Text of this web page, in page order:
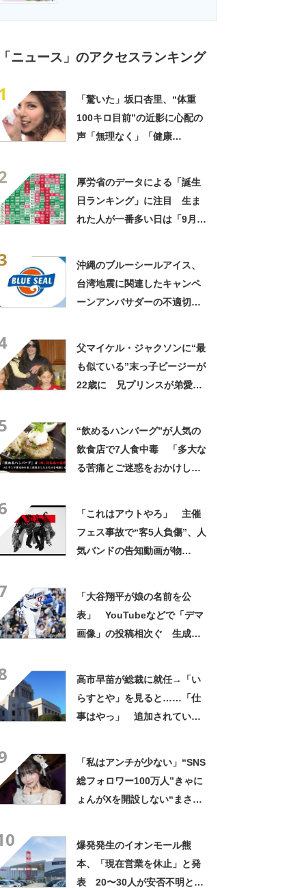
「ニュース」のアクセスランキング
「驚いた」坂口杏里、“体重
100キロ目前”の近影に心配の
声「無理なく」「健康
厚労省のデータによる「誕生
日ランキング」に注目 生ま
れた人が一番多い日は「9月
沖縄のブルーシールアイス、
台湾地震に関連したキャンペ
ーンアンバサダーの不適切な
父マイケル・ジャクソンに“最
も似ている”末っ子ビージーが
22歳に 兄プリンスが弟愛あ
“飲めるハンバーグ”が人気の
飲食店で7人食中毒 「多大な
る苦痛とご迷惑をおかけし
「これはアウトやろ」 主催
フェス事故で“客5人負傷”、人
気バンドの告知動画が物
「大谷翔平が娘の名前を公
表」 YouTubeなどで「デマ
画像」の投稿相次ぐ 生成AI
高市早苗が総裁に就任→「い
らすとや」を見ると……「仕
事はやっ」 追加されていた
「私はアンチが少ない」“SNS
総フォロワー100万人”きゃに
ょんがXを開設しない“まさか
爆発発生のイオンモール熊
本、「現在営業を休止」と発
表 20〜30人が安否不明との